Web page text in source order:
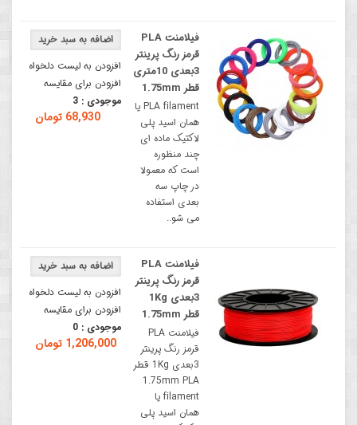
افزودن به لیست دلخواه
افزودن برای مقایسه
موجودی : 3
68,930 تومان
فیلامنت PLA
قرمز رنگ پرینتر
3بعدی 10متری
قطر 1.75mm
PLA filament یا
همان اسید پلی
لاکتیک ماده ای
چند منظوره
است که معمولا
در چاپ سه
بعدی استفاده
می شو..
افزودن به لیست دلخواه
افزودن برای مقایسه
موجودی : 0
1,206,000 تومان
فیلامنت PLA
قرمز رنگ پرینتر
3بعدی 1Kg
قطر 1.75mm
فیلامنت PLA
قرمز رنگ پرینتر
3بعدی 1Kg قطر
1.75mm PLA
filament یا
همان اسید پلی